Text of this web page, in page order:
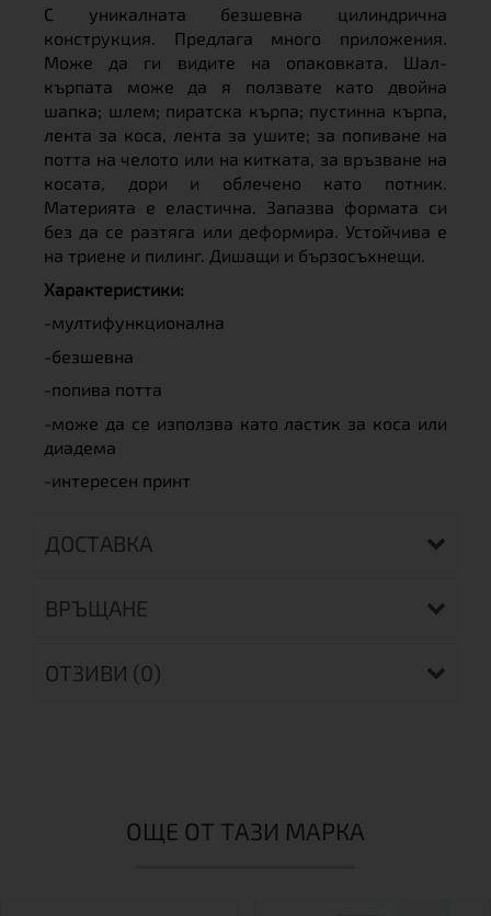
С уникалната безшевна цилиндрична
конструкция. Предлага много приложения.
Може да ги видите на опаковката. Шал-
кърпата може да я ползвате като двойна
шапка; шлем; пиратска кърпа; пустинна кърпа,
лента за коса, лента за ушите; за попиване на
потта на челото или на китката, за връзване на
косата, дори и облечено като потник.
Материята е еластична. Запазва формата си
без да се разтяга или деформира. Устойчива е
на триене и пилинг. Дишащи и бързосъхнещи.
Характеристики:
-мултифункционална
-безшевна
-попива потта
-може да се използва като ластик за коса или
диадема
-интересен принт
ДОСТАВКА
ВРЪЩАНЕ
ОТЗИВИ (0)
ОЩЕ ОТ ТАЗИ МАРКА